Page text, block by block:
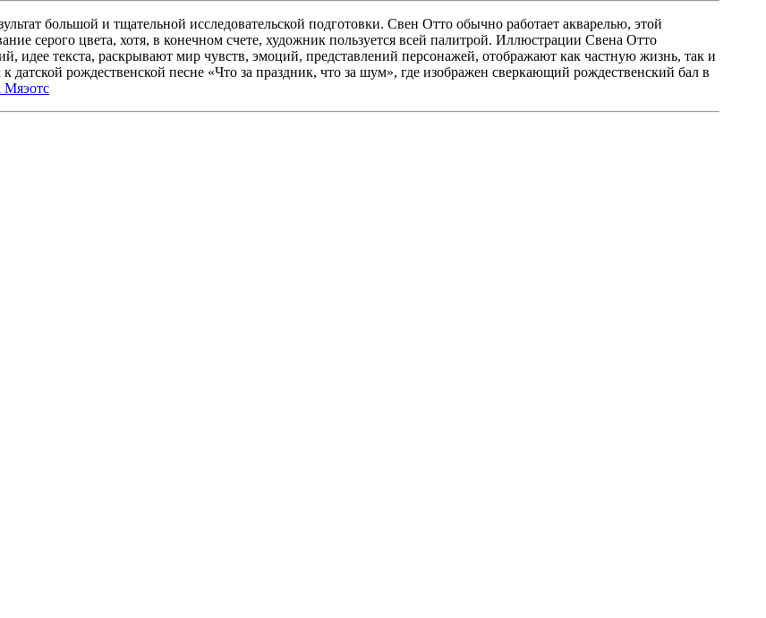
большой и тщательной исследовательской подготовки. Свен Отто обычно работает акварелью, этой
серого цвета, хотя, в конечном счете, художник пользуется всей палитрой. Иллюстрации Свена Отто
идее текста, раскрывают мир чувств, эмоций, представлений персонажей, отображают как частную жизнь, так и
рождественской песне «Что за праздник, что за шум», где изображен сверкающий рождественский бал в
Мяэотс